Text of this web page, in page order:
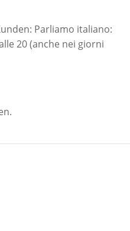
Parliamo italiano:
20 (anche nei giorni